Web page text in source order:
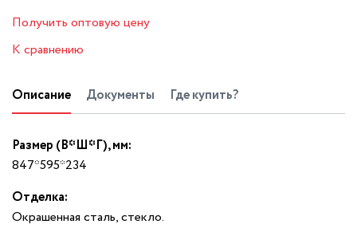
Получить оптовую цену
К сравнению
Описание Документы Где купить?
Размер (В*Ш*Г), мм:
847*595*234
Отделка:
Окрашенная сталь, стекло.